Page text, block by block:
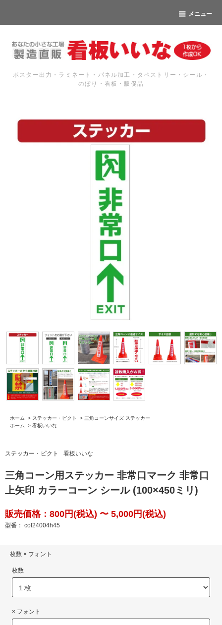
メニュー
ポスター出力・ラミネート・パネル加工・タペストリー・シール・
のぼり・看板・販促品
ホーム > ステッカー・ピクト > 三角コーンサイズ ステッカー
ホーム
> 看板いいな
ステッカー・ピクト 看板いいな
三角コーン用ステッカー 非常口マーク 非常口
上矢印 カラーコーン シール (100×450ミリ)
販売価格：800円(税込) 〜 5,000円(税込)
型番： col24004h45
枚数 × フォント
枚数
× フォント